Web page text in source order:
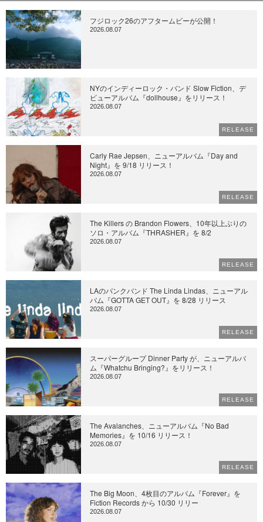
フジロック26のアフタームビーが公開！
2026.08.07
NYのインディーロック・バンド Slow Fiction、デ
ビューアルバム『dollhouse』をリリース！
2026.08.07
RELEASE
Carly Rae Jepsen、ニューアルバム『Day and
Night』を 9/18 リリース！
2026.08.07
RELEASE
The Killers の Brandon Flowers、10年以上ぶりの
ソロ・アルバム『THRASHER』を 8/2
2026.08.07
RELEASE
LAのパンクバンド The Linda Lindas、ニューアル
バム『GOTTA GET OUT』を 8/28 リリース
2026.08.07
RELEASE
スーパーグループ Dinner Party が、ニューアルバ
ム『Whatchu Bringing?』をリリース！
2026.08.07
RELEASE
The Avalanches、ニューアルバム『No Bad
Memories』を 10/16 リリース！
2026.08.07
RELEASE
The Big Moon、4枚目のアルバム『Forever』を
Fiction Records から 10/30 リリー
2026.08.07